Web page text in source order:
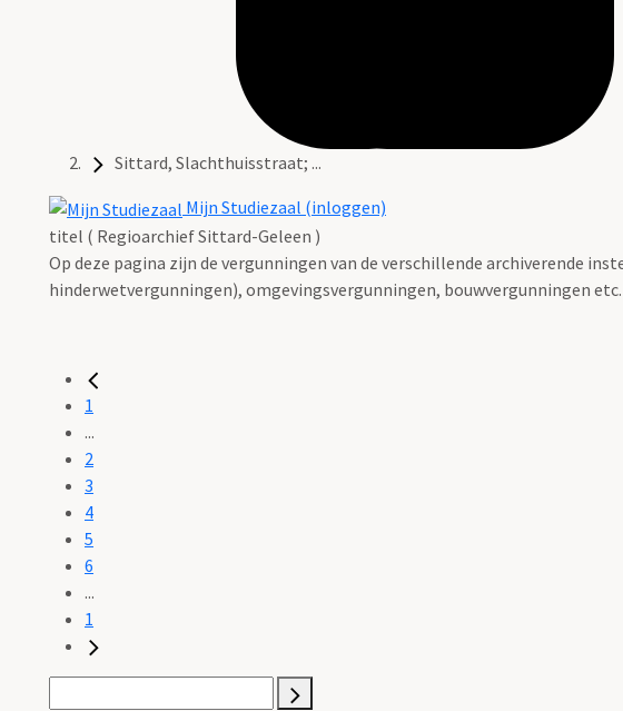
Sittard, Slachthuisstraat; ...
Mijn Studiezaal (inloggen)
titel ( Regioarchief Sittard-Geleen )
Op deze pagina zijn de vergunningen van de verschillende archiverende
hinderwetvergunningen), omgevingsvergunningen, bouwvergunningen etc.
1
...
2
3
4
5
6
...
1